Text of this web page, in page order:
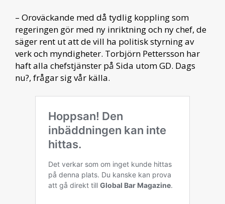
– Oroväckande med då tydlig koppling som
regeringen gör med ny inriktning och ny chef, de
säger rent ut att de vill ha politisk styrning av
verk och myndigheter. Torbjörn Pettersson har
haft alla chefstjänster på Sida utom GD. Dags
nu?, frågar sig vår källa.